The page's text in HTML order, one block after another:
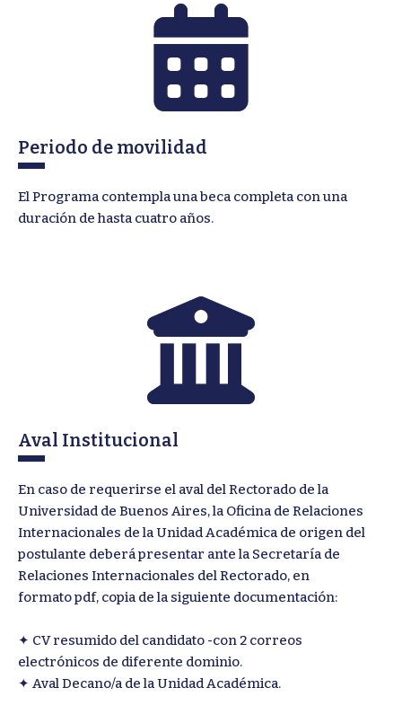
Periodo de movilidad
El Programa contempla una beca completa con una
duración de hasta cuatro años.
Aval Institucional
En caso de requerirse el aval del Rectorado de la
Universidad de Buenos Aires, la Oficina de Relaciones
Internacionales de la Unidad Académica de origen del
postulante deberá presentar ante la Secretaría de
Relaciones Internacionales del Rectorado, en
formato pdf, copia de la siguiente documentación:
✦ CV resumido del candidato -con 2 correos
electrónicos de diferente dominio.
✦ Aval Decano/a de la Unidad Académica.